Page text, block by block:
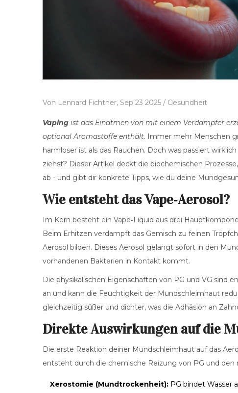
Von Lennard Fichtner, Sep 23 2025 / Gesundheit
Vaping ist das Einatmen von mit einem Verdampfer
optional Aromastoffe enthält. Immer mehr Menschen
harmloser ist als das Rauchen. Doch was passiert
ziehst? Dieser Artikel deckt die biochemischen
ab - und gibt dir konkrete Tipps, wie du deine
Wie entsteht das Vape‑Aerosol?
Im Kern besteht ein Vape‑Liquid aus drei
Beim Erhitzen verdampft das Gemisch zu feinen
Aerosol bilden. Dieses Aerosol gelangt sofort in den
vorhandenen Bakterien in Kontakt kommt.
Die physikalischen Eigenschaften von PG und VG sind
an und kann die Feuchtigkeit der Mundschleimhaut
gleichzeitig süßer und dichter, was die Adhäsion an
Direkte Auswirkungen auf die
Die erste Reaktion deiner Mundschleimhaut auf das
entsteht durch die chemische Reizung von PG und den
Xerostomie (Mundtrockenheit): PG bindet Wasser